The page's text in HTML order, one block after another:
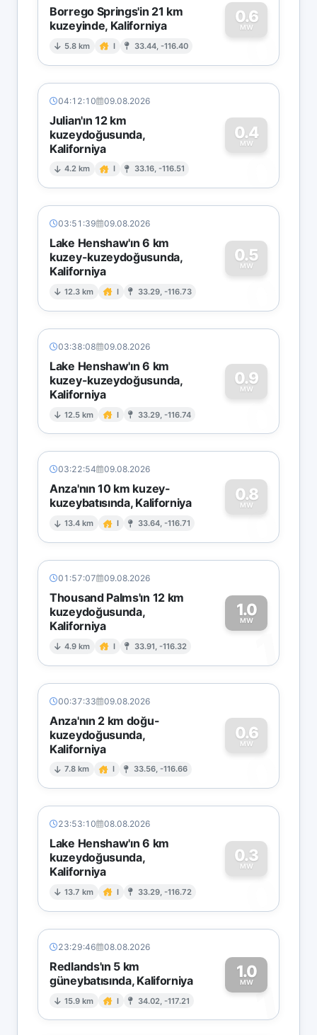
Borrego Springs'in 21 km
kuzeyinde, Kaliforniya
5.8 km I 33.44, -116.40
0.6
MW
0
04:12:10 09.08.2026
Julian'ın 12 km
kuzeydoğusunda,
Kaliforniya
4.2 km I 33.16, -116.51
0.4
MW
0
03:51:39 09.08.2026
Lake Henshaw'ın 6 km
kuzey-kuzeydoğusunda,
Kaliforniya
12.3 km I 33.29, -116.73
0.5
MW
0
03:38:08 09.08.2026
Lake Henshaw'ın 6 km
kuzey-kuzeydoğusunda,
Kaliforniya
12.5 km I 33.29, -116.74
0.9
MW
0
03:22:54 09.08.2026
Anza'nın 10 km kuzey-
kuzeybatısında, Kaliforniya
13.4 km I 33.64, -116.71
0.8
MW
0
01:57:07 09.08.2026
Thousand Palms'ın 12 km
kuzeydoğusunda,
Kaliforniya
4.9 km I 33.91, -116.32
1.0
MW
1
00:37:33 09.08.2026
Anza'nın 2 km doğu-
kuzeydoğusunda,
Kaliforniya
7.8 km I 33.56, -116.66
0.6
MW
0
23:53:10 08.08.2026
Lake Henshaw'ın 6 km
kuzeydoğusunda,
Kaliforniya
13.7 km I 33.29, -116.72
0.3
MW
0
23:29:46 08.08.2026
Redlands'ın 5 km
güneybatısında, Kaliforniya
15.9 km I 34.02, -117.21
1.0
MW1